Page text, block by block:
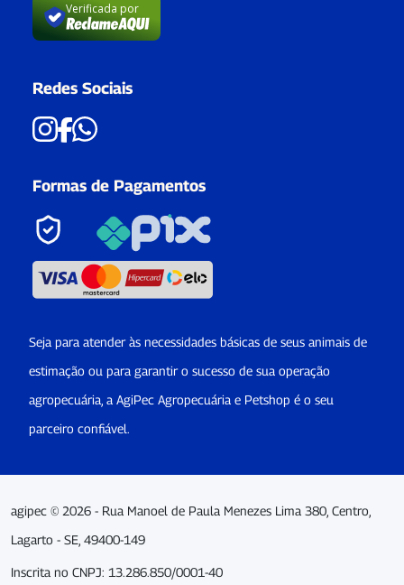
Verificada por
Redes Sociais
Formas de Pagamentos
Seja para atender às necessidades básicas de seus animais de
estimação ou para garantir o sucesso de sua operação
agropecuária, a AgiPec Agropecuária e Petshop é o seu
parceiro confiável.
agipec © 2026 - Rua Manoel de Paula Menezes Lima 380, Centro,
Lagarto - SE, 49400-149
Inscrita no CNPJ: 13.286.850/0001-40